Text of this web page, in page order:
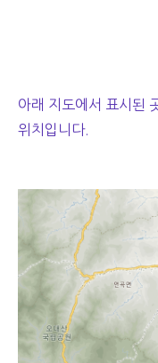
아래 지도에서 표시된
위치입니다.